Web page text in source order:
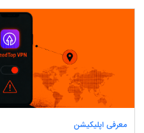
معرفی اپلیکیشن